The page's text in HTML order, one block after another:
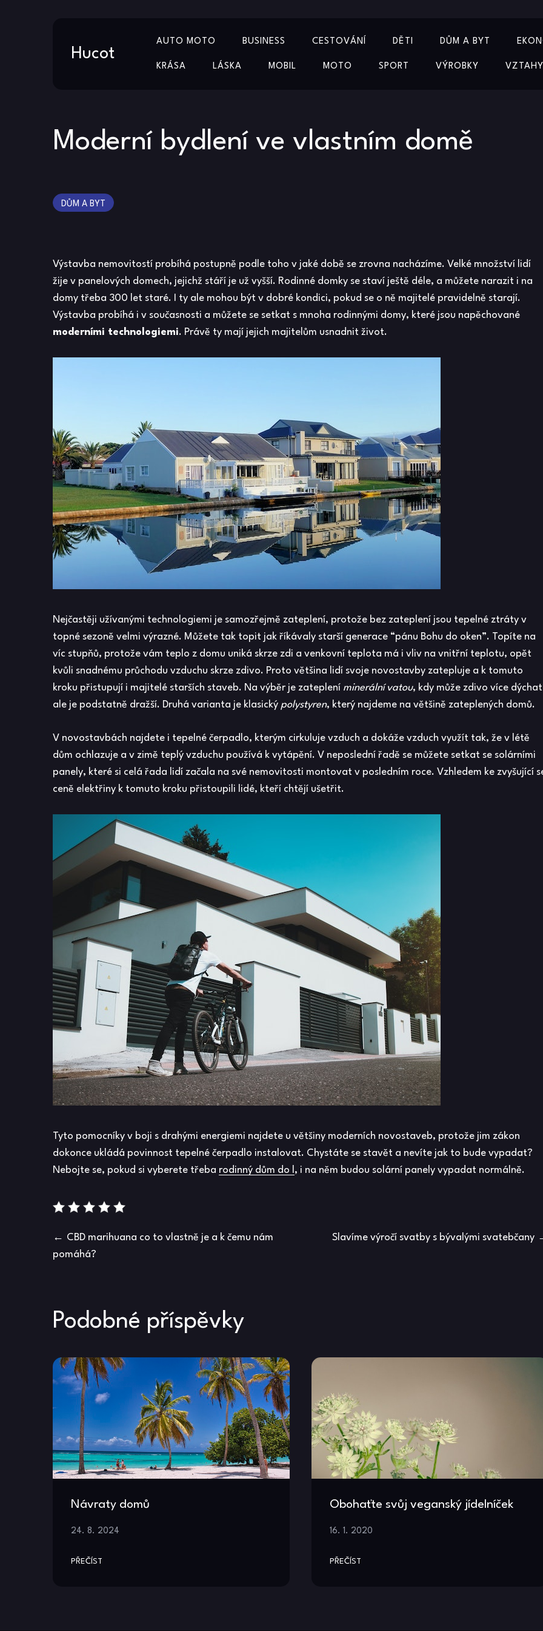
Hucot
AUTO MOTO BUSINESS CESTOVÁNÍ DĚTI DŮM A BYT
KRÁSA LÁSKA MOBIL MOTO SPORT VÝROBKY VZTAHY
Moderní bydlení ve vlastním domě
DŮM A BYT
Výstavba nemovitostí probíhá postupně podle toho v jaké době se zrovna nacházíme. Velké množství lidí
žije v panelových domech, jejichž stáří je už vyšší. Rodinné domky se staví ještě déle, a můžete narazit i na
domy třeba 300 let staré. I ty ale mohou být v dobré kondici, pokud se o ně majitelé pravidelně starají.
Výstavba probíhá i v současnosti a můžete se setkat s mnoha rodinnými domy, které jsou napěchované
moderními technologiemi. Právě ty mají jejich majitelům usnadnit život.
Nejčastěji užívanými technologiemi je samozřejmě zateplení, protože bez zateplení jsou tepelné ztráty v
topné sezoně velmi výrazné. Můžete tak topit jak říkávaly starší generace “pánu Bohu do oken”. Topíte na
víc stupňů, protože vám teplo z domu uniká skrze zdi a venkovní teplota má i vliv na vnitřní teplotu, opět
kvůli snadnému průchodu vzduchu skrze zdivo. Proto většina lidí svoje novostavby zatepluje a k tomuto
kroku přistupují i majitelé starších staveb. Na výběr je zateplení minerální vatou, kdy může zdivo více
ale je podstatně dražší. Druhá varianta je klasický polystyren, který najdeme na většině zateplených domů.
V novostavbách najdete i tepelné čerpadlo, kterým cirkuluje vzduch a dokáže vzduch využít tak, že v létě
dům ochlazuje a v zimě teplý vzduchu používá k vytápění. V neposlední řadě se můžete setkat se solárními
panely, které si celá řada lidí začala na své nemovitosti montovat v posledním roce. Vzhledem ke zvyšující
ceně elektřiny k tomuto kroku přistoupili lidé, kteří chtějí ušetřit.
Tyto pomocníky v boji s drahými energiemi najdete u většiny moderních novostaveb, protože jim zákon
dokonce ukládá povinnost tepelné čerpadlo instalovat. Chystáte se stavět a nevíte jak to bude vypadat?
Nebojte se, pokud si vyberete třeba rodinný dům do l , i na něm budou solární panely vypadat normálně.
Navigace
CBD marihuana co to vlastně je a k čemu nám
pomáhá?
Slavíme výročí svatby s bývalými svatebčany
Podobné příspěvky
Návraty domů
24. 8. 2024
PŘEČÍST
Obohaťte svůj veganský jídelníček
16. 1. 2020
PŘEČÍST